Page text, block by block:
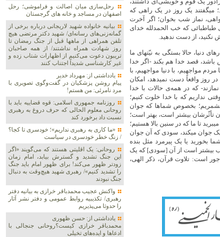
میگفتند یک روز در یک راهی که
نماز شب بخوان؛ اگر آخرت
که خب‌ الحمدلله خدای
نکنید، از دست ندهید.
دنیا، حالا بستگی به نیّتهای ما
باشد، قصد خدا هم بکند -اگر خدا
مواجهیم،‌ با دنیا مواجهیم، با
روز واقعاً دست نمیدهد، امکان
که در همه‌ی حالات با خدا
نداریم که با خدا خلوت کنیم؛
بخصوص شماها که جوان
تأثّرشان بیشتر است، بهتر است؛
تا ما که در سنین بالا هستیم؛
جوان میکند،‌ سودی که آن جوان
بخورید یا یک پیرمرد مثل بنده
بیشتر است از آن [سودی] که یک
است: تلاوت قرآن، ذکر الهی،
رحل‌سازی میان اصالت و فراموشی؛ رحل
اصفهان در مساجد و خانه های گرجستان
بیانیه خانواده شهید لاریجانی درباره برخی از
گمانه‌زنی‌های رسانه‌ای/ شهید دکتر مرتضی هیچ
تلفن همراهی از ماهها قبل از جنگ رمضان تا
روز شهادت همراه نداشتند/ از همه صاحبان
تریبون دعوت می‌کنیم از اظهارات شتاب زده و
غیر کارشناسی شدیداً اجتناب کنند
یادداشتی از: مهرداد خدیر
پیام روشن پزشکیان در گفت‌و‌گوی تصویری با
مرد نامرئی: من هستم!
روزنامه جمهوری اسلامی: قوه قضاییه باید با
روحانی معلوم الحالی که حرف دروغ به رهبری
نسبت داد برخورد کند
«ما کاری به رهبری نداریم»؛ خودسری تا کجا؟
/ زنگ خطر خودسری در سیاست
روحانی: یک اقلیتی هستند که می‌گویند «اگر
این جنگ تشدید و گسترش بیابد، امام زمان
زودتر ظهور می‌کند! برای ظهور امام باید جنگ
را تشدید کنیم»/ رهبری شهید هیچ‌وقت به دنبال
جنگ نبودند
واکنش عجیب محمدباقر خرازی به بیانیه دفتر
رهبری/ تکذیبیه روابط عمومی و دفتر نشر آثار
را حدوثا می‌پذیریم
یادداشتی از: حسن ظهوری
محمدباقر خرازی کیست؟روحانی جنجالی با
ادعاها و ایده‌های تخیلی